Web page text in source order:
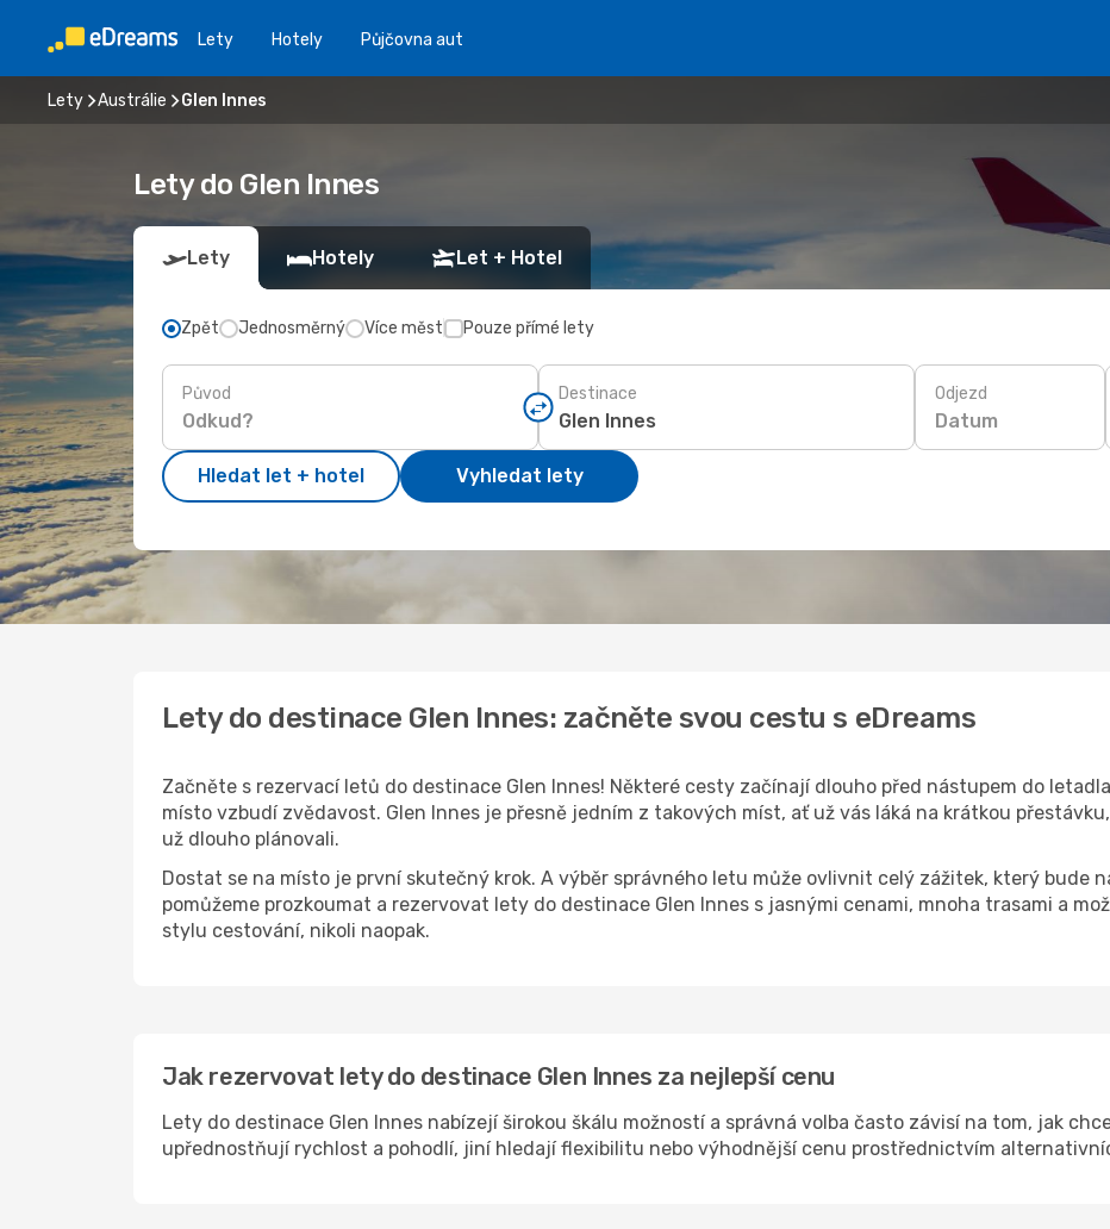
Lety Hotely Půjčovna aut
Lety Austrálie Glen Innes
Lety do Glen Innes
Lety Hotely Let + Hotel
Zpět Jednosměrný Více měst Pouze přímé lety
Původ Destinace Odjezd
Datum
Hledat let + hotel Vyhledat lety
Lety do destinace Glen Innes: začněte svou cestu s eDreams
Začněte s rezervací letů do destinace Glen Innes! Některé cesty začínají dlouho před nástupem do
místo vzbudí zvědavost. Glen Innes je přesně jedním z takových míst, ať už vás láká na krátkou
už dlouho plánovali.
Dostat se na místo je první skutečný krok. A výběr správného letu může ovlivnit celý zážitek, který bude
pomůžeme prozkoumat a rezervovat lety do destinace Glen Innes s jasnými cenami, mnoha trasami a
stylu cestování, nikoli naopak.
Jak rezervovat lety do destinace Glen Innes za nejlepší cenu
Lety do destinace Glen Innes nabízejí širokou škálu možností a správná volba často závisí na tom, jak
upřednostňují rychlost a pohodlí, jiní hledají flexibilitu nebo výhodnější cenu prostřednictvím